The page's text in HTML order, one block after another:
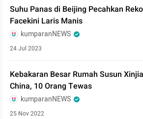
Suhu Panas di Beijing Pecahkan
Facekini Laris Manis
kumparanNEWS
24 Jul 2023
Kebakaran Besar Rumah Susun
China, 10 Orang Tewas
kumparanNEWS
25 Nov 2022